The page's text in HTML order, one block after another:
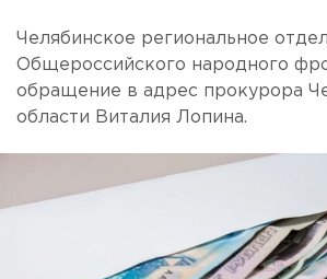
Челябинское региональное
Общероссийского народного
обращение в адрес прокурора
области Виталия Лопина.